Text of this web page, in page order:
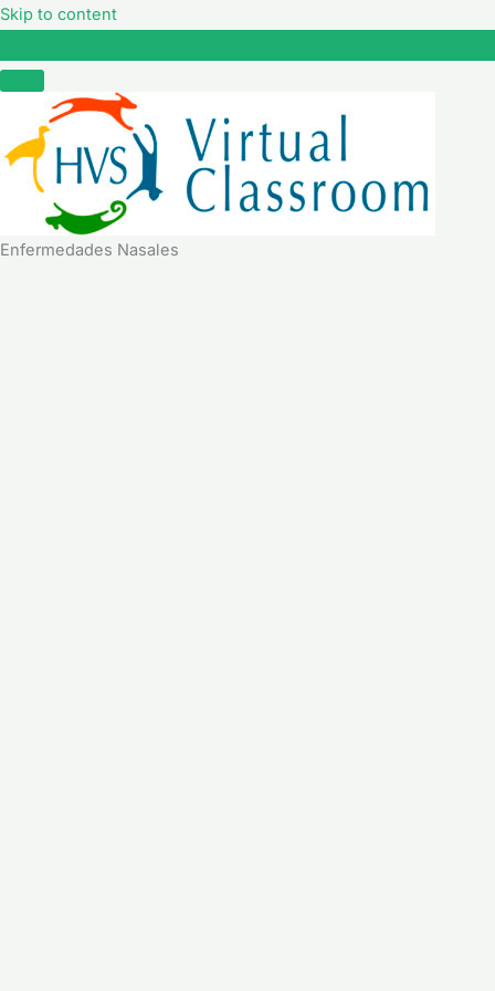
Skip to content
Enfermedades Nasales